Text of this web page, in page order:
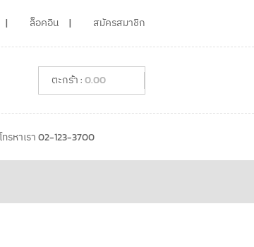
ล็อคอิน สมัครสมาชิก
0.00
โทรหาเรา 02-123-3700